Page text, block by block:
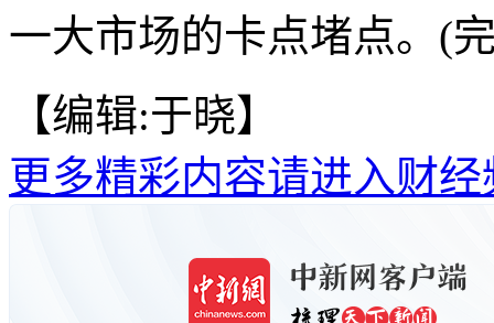
一大市场的卡点堵点。(
【编辑:于晓】
更多精彩内容请进入财经